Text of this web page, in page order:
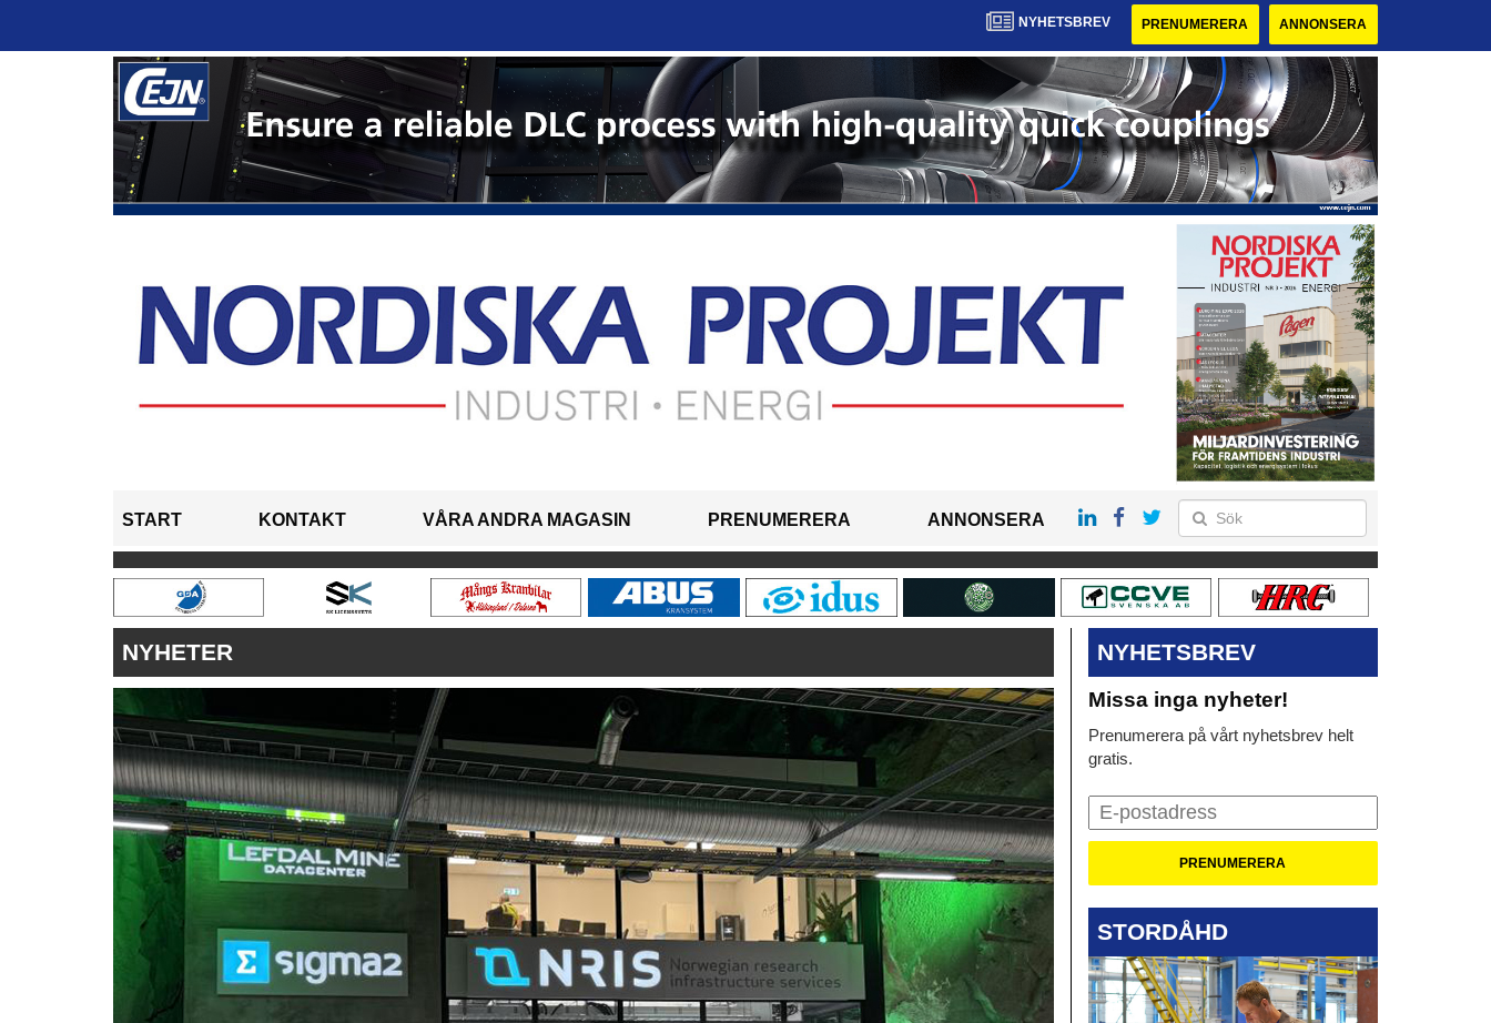
NYHETSBREV PRENUMERERA ANNONSERA
START KONTAKT VÅRA ANDRA MAGASIN PRENUMERERA ANNONSERA
NYHETER NYHETSBREV
Missa inga nyheter!
Prenumerera på vårt nyhetsbrev helt
gratis.
STORDÅHD